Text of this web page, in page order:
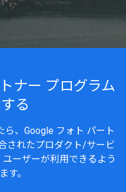
ナー プログラム
る
ら、Google フォト パート
されたプロダクト/サービ
ーザーが利用できるよう
す。